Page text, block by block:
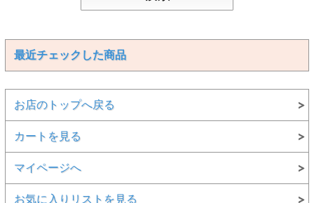
最近チェックした商品
お店のトップへ戻る
カートを見る
マイページへ
お気に入りリストを見る